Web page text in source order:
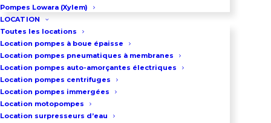
Pompes Lowara (Xylem)
LOCATION
Toutes les locations
Location pompes à boue épaisse
Location pompes pneumatiques à membranes
Location pompes auto-amorçantes électriques
Location pompes centrifuges
Location pompes immergées
Location motopompes
Location surpresseurs d’eau
03 86 66 57 47
VOUS VOULEZ LOUER CETTE